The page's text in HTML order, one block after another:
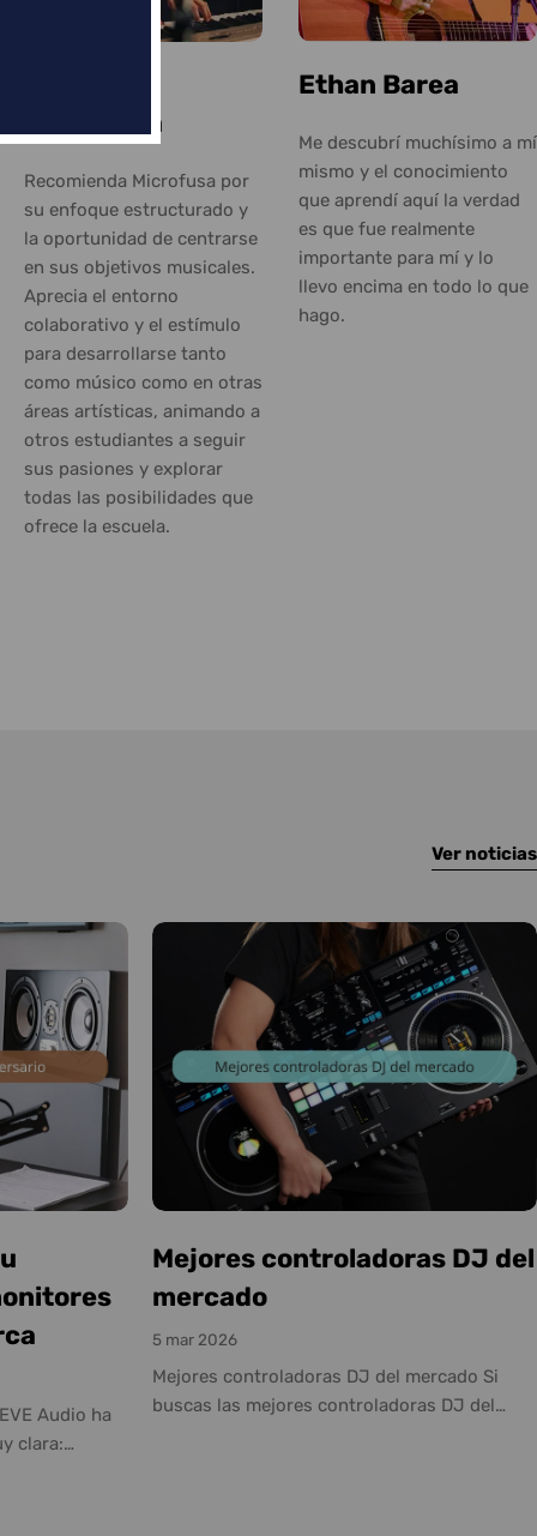
Lisinicchia
Recomienda Microfusa por
su enfoque estructurado y
la oportunidad de centrarse
en sus objetivos musicales.
Aprecia el entorno
colaborativo y el estímulo
para desarrollarse tanto
como músico como en otras
áreas artísticas, animando a
otros estudiantes a seguir
sus pasiones y explorar
todas las posibilidades que
ofrece la escuela.
Ethan Barea
Me descubrí muchísimo a mí
mismo y el conocimiento
que aprendí aquí la verdad
es que fue realmente
importante para mí y lo
llevo encima en todo lo que
hago.
Ver noticias
Audio ha
clara:
Mejores controladoras DJ del
mercado
5 mar 2026
Mejores controladoras DJ del mercado Si
buscas las mejores controladoras DJ del